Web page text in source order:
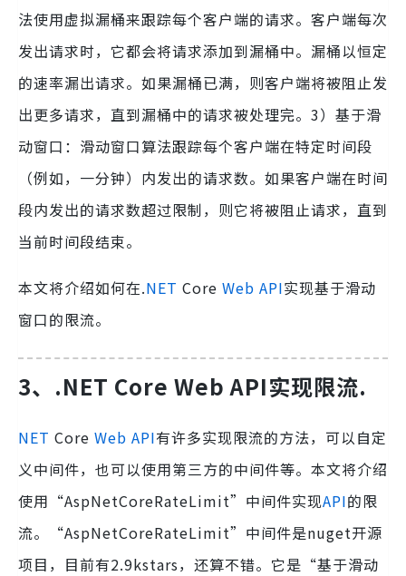
法使用虚拟漏桶来跟踪每个客户端的请求。客户端每次
发出请求时，它都会将请求添加到漏桶中。漏桶以恒定
的速率漏出请求。如果漏桶已满，则客户端将被阻止发
出更多请求，直到漏桶中的请求被处理完。3）基于滑
动窗口：滑动窗口算法跟踪每个客户端在特定时间段
（例如，一分钟）内发出的请求数。如果客户端在时间
段内发出的请求数超过限制，则它将被阻止请求，直到
当前时间段结束。
本文将介绍如何在.NET Core Web API实现基于滑动
窗口的限流。
3、.NET Core Web API实现限流.
NET Core Web API有许多实现限流的方法，可以自定
义中间件，也可以使用第三方的中间件等。本文将介绍
使用“AspNetCoreRateLimit”中间件实现API的限
流。“AspNetCoreRateLimit”中间件是nuget开源
项目，目前有2.9kstars，还算不错。它是“基于滑动